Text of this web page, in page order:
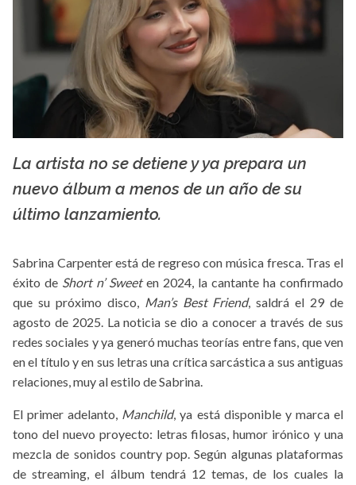
La artista no se detiene y ya prepara un
nuevo álbum a menos de un año de su
último lanzamiento.
Sabrina Carpenter está de regreso con música fresca. Tras el
éxito de Short n’ Sweeten 2024, la cantante ha confirmado
que su próximo disco, Man’s Best Friend, saldrá el 29 de
agosto de 2025. La noticia se dio a conocer a través de sus
redes sociales y ya generó muchas teorías entre fans, que ven
en el título y en sus letras una crítica sarcástica a sus antiguas
relaciones, muy al estilo de Sabrina.
El primer adelanto, Manchild, ya está disponible y marca el
tono del nuevo proyecto: letras filosas, humor irónico y una
mezcla de sonidos country pop. Según algunas plataformas
de streaming, el álbum tendrá 12 temas, de los cuales la